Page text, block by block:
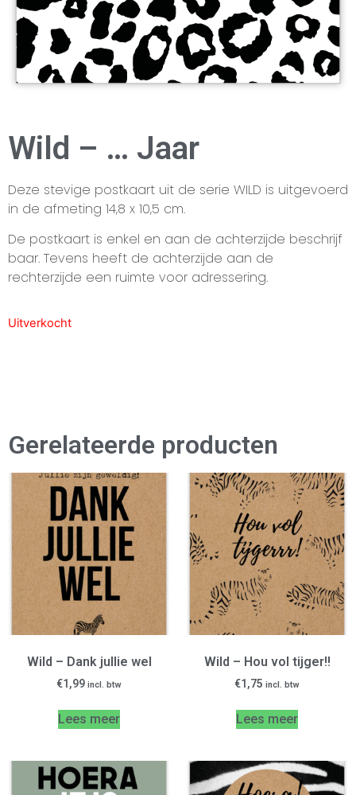
Wild – … Jaar
Deze stevige postkaart uit de serie WILD is uitgevoerd
in de afmeting 14,8 x 10,5 cm.
De postkaart is enkel en aan de achterzijde beschrijf
baar. Tevens heeft de achterzijde aan de
rechterzijde een ruimte voor adressering.
Uitverkocht
Gerelateerde producten
Wild – Dank jullie wel
€1,99 incl. btw
Lees meer
Wild – Hou vol tijger!!
€1,75 incl. btw
Lees meer